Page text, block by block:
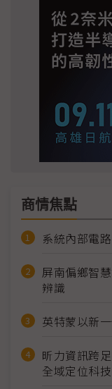
商情焦點
系統內部電
屏南偏鄉智
辨識
英特蒙以新
昕力資訊跨
全域定位科技